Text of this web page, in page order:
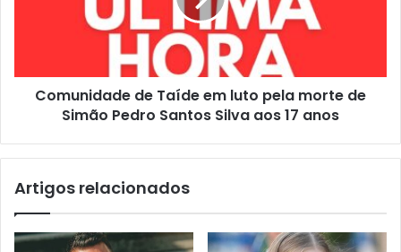
Comunidade de Taíde em luto pela morte de
Simão Pedro Santos Silva aos 17 anos
Artigos relacionados